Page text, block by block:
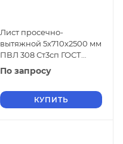
Лист просечно-
вытяжной 5х710х2500 мм
ПВЛ 308 Ст3сп ГОСТ
8706-78
По запросу
КУПИТЬ